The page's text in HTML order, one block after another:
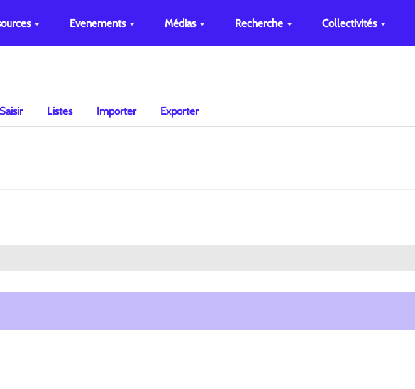
Evenements Médias Recherche Collectivités
Saisir Listes Importer Exporter